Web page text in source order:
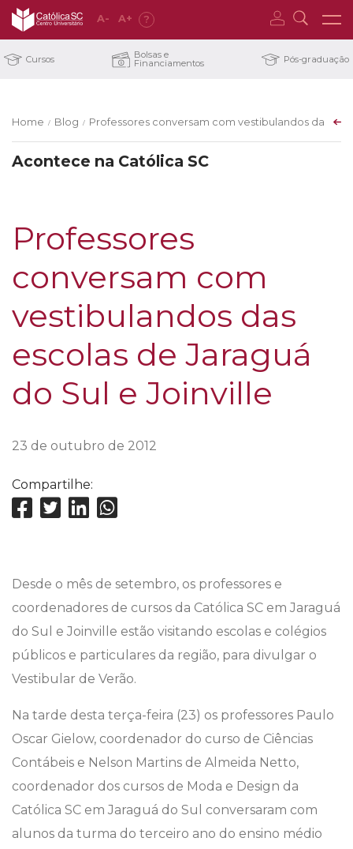
A- A+ ?
Cursos Bolsas e
Financiamentos Pós-graduação
Home / Blog / Professores conversam com vestibulandos das
Acontece na Católica SC
Professores
conversam com
vestibulandos das
escolas de Jaraguá
do Sul e Joinville
23 de outubro de 2012
Compartilhe:
Desde o mês de setembro, os professores e
coordenadores de cursos da Católica SC em Jaraguá
do Sul e Joinville estão visitando escolas e colégios
públicos e particulares da região, para divulgar o
Vestibular de Verão.
Na tarde desta terça-feira (23) os professores Paulo
Oscar Gielow, coordenador do curso de Ciências
Contábeis e Nelson Martins de Almeida Netto,
coordenador dos cursos de Moda e Design da
Católica SC em Jaraguá do Sul conversaram com
alunos da turma do terceiro ano do ensino médio